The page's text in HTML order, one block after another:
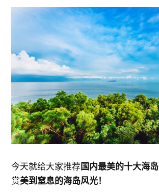
今天就给大家推荐国内最美的十大海岛
赏美到窒息的海岛风光！